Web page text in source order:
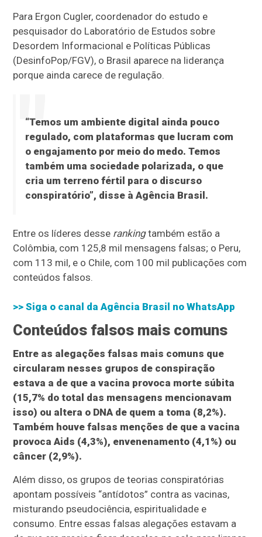
Para Ergon Cugler, coordenador do estudo e
pesquisador do Laboratório de Estudos sobre
Desordem Informacional e Políticas Públicas
(DesinfoPop/FGV), o Brasil aparece na liderança
porque ainda carece de regulação.
“Temos um ambiente digital ainda pouco
regulado, com plataformas que lucram com
o engajamento por meio do medo. Temos
também uma sociedade polarizada, o que
cria um terreno fértil para o discurso
conspiratório”, disse à Agência Brasil.
Entre os líderes desse rankingtambém estão a
Colômbia, com 125,8 mil mensagens falsas; o Peru,
com 113 mil, e o Chile, com 100 mil publicações com
conteúdos falsos.
>> Siga o canal daAgência Brasil no WhatsApp
Conteúdos falsos mais comuns
Entre as alegações falsas mais comuns que
circularam nesses grupos de conspiração
estava a de que a vacina provoca morte súbita
(15,7% do total das mensagens mencionavam
isso) ou altera o DNA de quem a toma (8,2%).
Também houve falsas menções de que a vacina
provoca Aids (4,3%), envenenamento (4,1%) ou
câncer (2,9%).
Além disso, os grupos de teorias conspiratórias
apontam possíveis “antídotos” contra as vacinas,
misturando pseudociência, espiritualidade e
consumo. Entre essas falsas alegações estavam a